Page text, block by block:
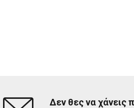
Δεν θες να χάνεις